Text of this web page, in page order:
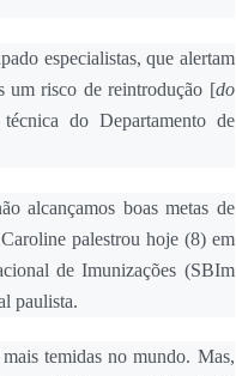
especialistas, que alertam
um risco de reintrodução [do
do Departamento de
alcançamos boas metas de
palestrou hoje (8) em
de Imunizações (SBIm
paulista.
temidas no mundo. Mas,